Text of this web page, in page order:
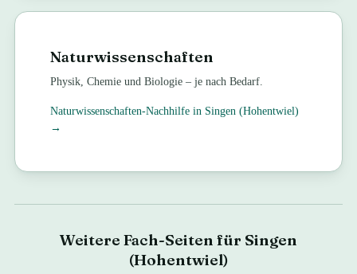
Naturwissenschaften
Physik, Chemie und Biologie – je nach Bedarf.
Naturwissenschaften-Nachhilfe in Singen (Hohentwiel)
→
Weitere Fach-Seiten für Singen
(Hohentwiel)